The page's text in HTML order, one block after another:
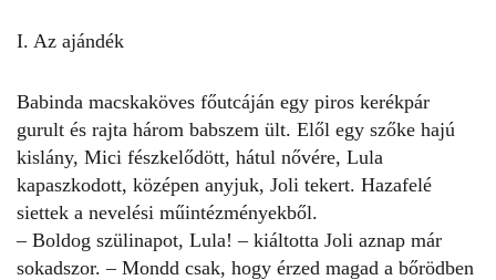
I. Az ajándék
Babinda macskaköves főutcáján egy piros kerékpár
gurult és rajta három babszem ült. Elől egy szőke hajú
kislány, Mici fészkelődött, hátul nővére, Lula
kapaszkodott, középen anyjuk, Joli tekert. Hazafelé
siettek a nevelési műintézményekből.
– Boldog szülinapot, Lula! – kiáltotta Joli aznap már
sokadszor. – Mondd csak, hogy érzed magad a bőrödben